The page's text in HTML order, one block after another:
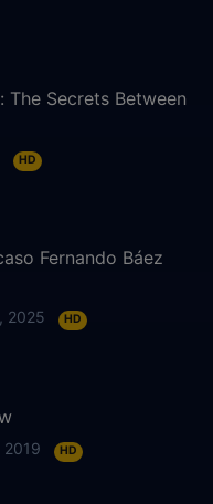
The Secrets Between
HD
Fernando Báez
2025 HD
2019 HD